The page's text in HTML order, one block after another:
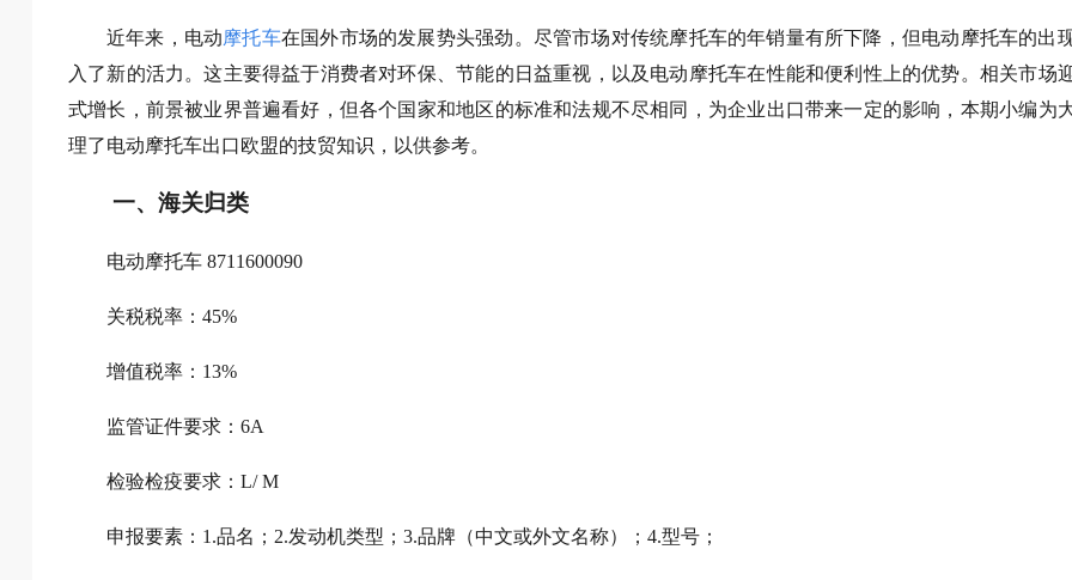
近年来，电动摩托车在国外市场的发展势头强劲。尽管市场对传统摩托车的年销量有所下降，但电动摩托车的出
入了新的活力。这主要得益于消费者对环保、节能的日益重视，以及电动摩托车在性能和便利性上的优势。相关市场
式增长，前景被业界普遍看好，但各个国家和地区的标准和法规不尽相同，为企业出口带来一定的影响，本期小编为
理了电动摩托车出口欧盟的技贸知识，以供参考。
一、海关归类
电动摩托车 8711600090
关税税率：45%
增值税率：13%
监管证件要求：6A
检验检疫要求：L/ M
申报要素：1.品名；2.发动机类型；3.品牌（中文或外文名称）；4.型号；